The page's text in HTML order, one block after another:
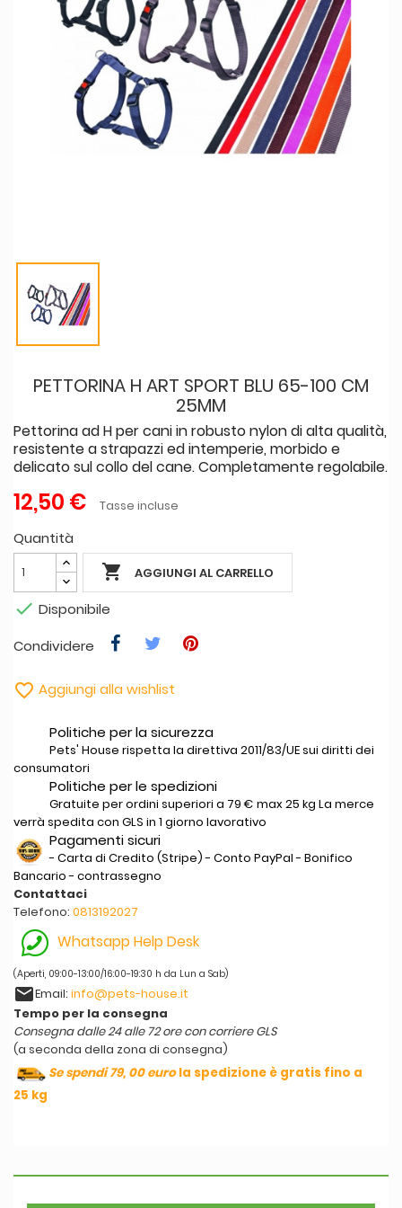
PETTORINA H ART SPORT BLU 65-100 CM
25MM
Pettorina ad H per cani in robusto nylon di alta qualità,
resistente a strapazzi ed intemperie, morbido e
delicato sul collo del cane. Completamente regolabile.
12,50 € Tasse incluse
Quantità
 AGGIUNGI AL CARRELLO
 Disponibile
Condividere
 Aggiungi alla wishlist
Politiche per la sicurezza
Pets' House rispetta la direttiva 2011/83/UE sui diritti dei
consumatori
Politiche per le spedizioni
Gratuite per ordini superiori a 79 € max 25 kg La merce
verrà spedita con GLS in 1 giorno lavorativo
Pagamenti sicuri
- Carta di Credito (Stripe) - Conto PayPal - Bonifico
Bancario - contrassegno
Contattaci
Telefono: 0813192027
Whatsapp Help Desk
(Aperti, 09:00-13:00/16:00-19:30 h da Lun a Sab)
emailEmail: info@pets-house.it
Tempo per la consegna
Consegna dalle 24 alle 72 ore con corriere GLS
(a seconda della zona di consegna)
Se spendi 79, 00 eurola spedizione è gratis fino a
25 kg